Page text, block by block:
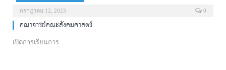
กรกฎาคม 12, 2023 0
คณาจารย์คณะสังคมศาสตร์
เปิดการเรียนการ…